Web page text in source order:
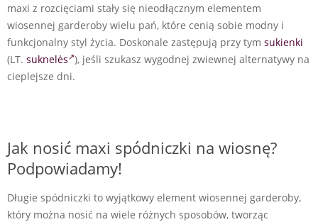
maxi z rozcięciami stały się nieodłącznym elementem
wiosennej garderoby wielu pań, które cenią sobie modny i
funkcjonalny styl życia. Doskonale zastępują przy tym sukienki
(LT. suknelės ), jeśli szukasz wygodnej zwiewnej alternatywy na
cieplejsze dni.
Jak nosić maxi spódniczki na wiosnę?
Podpowiadamy!
Długie spódniczki to wyjątkowy element wiosennej garderoby,
który można nosić na wiele różnych sposobów, tworząc